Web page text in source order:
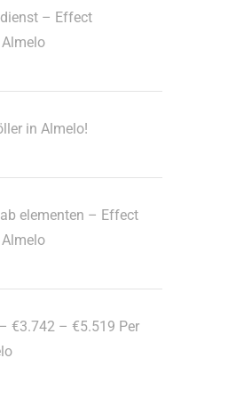
– Effect
in Almelo!
elementen – Effect
€3.742 – €5.519 Per